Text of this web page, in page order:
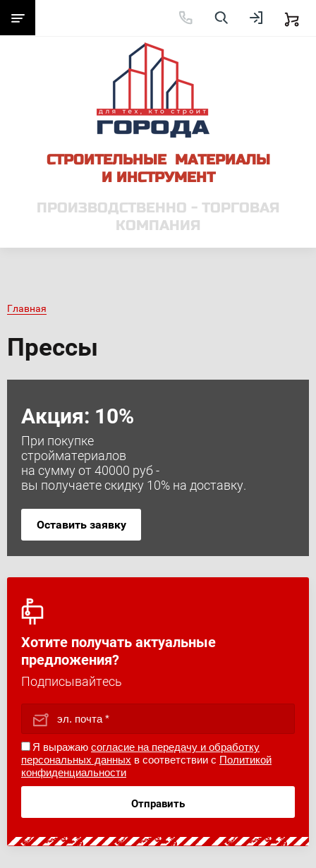
СТРОИТЕЛЬНЫЕ МАТЕРИАЛЫ
И ИНСТРУМЕНТ
ПРОИЗВОДСТВЕННО - ТОРГОВАЯ
КОМПАНИЯ
Акция: 10%
При покупке
стройматериалов
на сумму от 40000 руб -
вы получаете скидку 10% на доставку.
Оставить заявку
Хотите получать актуальные
предложения?
Подписывайтесь
Я выражаю согласие на передачу и обработку
персональных данных в соответствии с Политикой
конфиденциальности
Отправить
Главная
Прессы